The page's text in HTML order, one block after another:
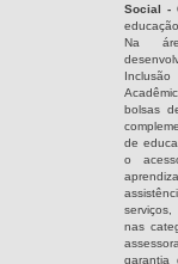
Social -
Na
bolsas
de
o
nas
garantia